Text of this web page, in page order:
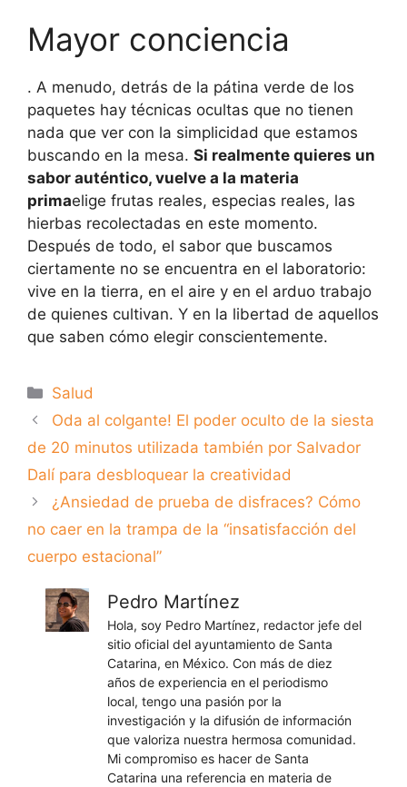
Mayor conciencia
. A menudo, detrás de la pátina verde de los
paquetes hay técnicas ocultas que no tienen
nada que ver con la simplicidad que estamos
buscando en la mesa. Si realmente quieres un
sabor auténtico, vuelve a la materia
primaelige frutas reales, especias reales, las
hierbas recolectadas en este momento.
Después de todo, el sabor que buscamos
ciertamente no se encuentra en el laboratorio:
vive en la tierra, en el aire y en el arduo trabajo
de quienes cultivan. Y en la libertad de aquellos
que saben cómo elegir conscientemente.
Categorías
Salud
Oda al colgante! El poder oculto de la siesta
de 20 minutos utilizada también por Salvador
Dalí para desbloquear la creatividad
¿Ansiedad de prueba de disfraces? Cómo
no caer en la trampa de la “insatisfacción del
cuerpo estacional”
Pedro Martínez
Hola, soy Pedro Martínez, redactor jefe del
sitio oficial del ayuntamiento de Santa
Catarina, en México. Con más de diez
años de experiencia en el periodismo
local, tengo una pasión por la
investigación y la difusión de información
que valoriza nuestra hermosa comunidad.
Mi compromiso es hacer de Santa
Catarina una referencia en materia de